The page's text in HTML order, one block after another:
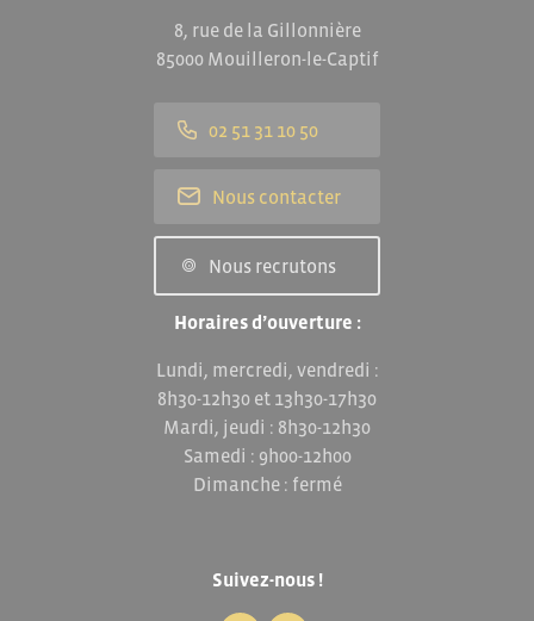
8, rue de la Gillonnière
85000 Mouilleron-le-Captif
02 51 31 10 50
Nous contacter
Nous recrutons
Horaires d’ouverture :
Lundi, mercredi, vendredi :
8h30-12h30 et 13h30-17h30
Mardi, jeudi : 8h30-12h30
Samedi : 9h00-12h00
Dimanche : fermé
Suivez-nous !